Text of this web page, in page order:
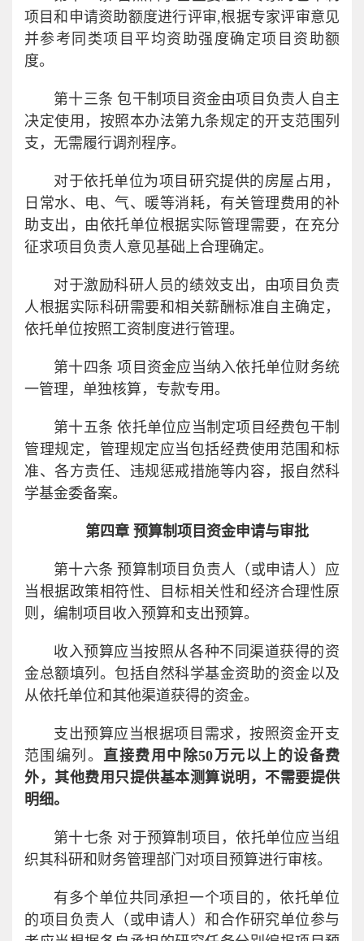
项目和申请资助额度进行评审,根据专家评审意见
并参考同类项目平均资助强度确定项目资助额
度。
第十三条 包干制项目资金由项目负责人自主
决定使用，按照本办法第九条规定的开支范围列
支，无需履行调剂程序。
对于依托单位为项目研究提供的房屋占用，
日常水、电、气、暖等消耗，有关管理费用的补
助支出，由依托单位根据实际管理需要，在充分
征求项目负责人意见基础上合理确定。
对于激励科研人员的绩效支出，由项目负责
人根据实际科研需要和相关薪酬标准自主确定，
依托单位按照工资制度进行管理。
第十四条 项目资金应当纳入依托单位财务统
一管理，单独核算，专款专用。
第十五条 依托单位应当制定项目经费包干制
管理规定，管理规定应当包括经费使用范围和标
准、各方责任、违规惩戒措施等内容，报自然科
学基金委备案。
第四章 预算制项目资金申请与审批
第十六条 预算制项目负责人（或申请人）应
当根据政策相符性、目标相关性和经济合理性原
则，编制项目收入预算和支出预算。
收入预算应当按照从各种不同渠道获得的资
金总额填列。包括自然科学基金资助的资金以及
从依托单位和其他渠道获得的资金。
支出预算应当根据项目需求，按照资金开支
范围编列。直接费用中除50万元以上的设备费
外，其他费用只提供基本测算说明，不需要提供
明细。
第十七条 对于预算制项目，依托单位应当组
织其科研和财务管理部门对项目预算进行审核。
有多个单位共同承担一个项目的，依托单位
的项目负责人（或申请人）和合作研究单位参与